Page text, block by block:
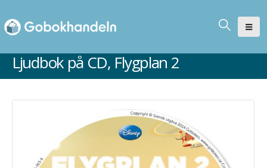
Ljudbok på CD, Flygplan 2